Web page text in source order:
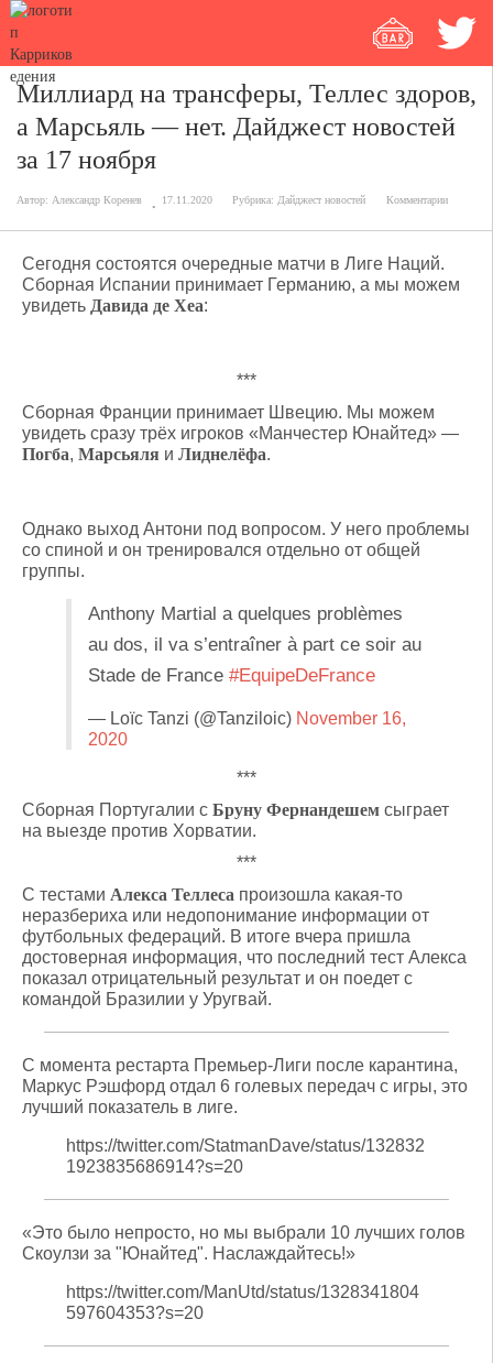
Миллиард на трансферы, Теллес здоров,
а Марсьяль — нет. Дайджест новостей
за 17 ноября
Автор: Александр Коренев 17.11.2020 Рубрика: Дайджест новостей Комментарии
Сегодня состоятся очередные матчи в Лиге Наций.
Сборная Испании принимает Германию, а мы можем
увидеть Давида де Хеа:
***
Сборная Франции принимает Швецию. Мы можем
увидеть сразу трёх игроков «Манчестер Юнайтед» —
Погба, Марсьяля и Лиднелёфа.
Однако выход Антони под вопросом. У него проблемы
со спиной и он тренировался отдельно от общей
группы.
Anthony Martial a quelques problèmes
au dos, il va s’entraîner à part ce soir au
Stade de France #EquipeDeFrance
— Loïc Tanzi (@Tanziloic) November 16,
2020
***
Сборная Португалии с Бруну Фернандешем сыграет
на выезде против Хорватии.
***
С тестами Алекса Теллеса произошла какая-то
неразбериха или недопонимание информации от
футбольных федераций. В итоге вчера пришла
достоверная информация, что последний тест Алекса
показал отрицательный результат и он поедет с
командой Бразилии у Уругвай.
С момента рестарта Премьер-Лиги после карантина,
Маркус Рэшфорд отдал 6 голевых передач с игры, это
лучший показатель в лиге.
https://twitter.com/StatmanDave/status/132832
1923835686914?s=20
«Это было непросто, но мы выбрали 10 лучших голов
Скоулзи за "Юнайтед". Наслаждайтесь!»
https://twitter.com/ManUtd/status/1328341804
597604353?s=20